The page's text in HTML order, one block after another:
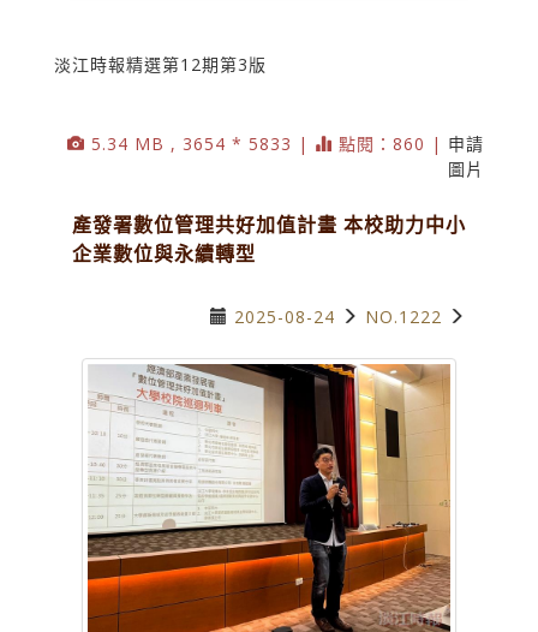
淡江時報精選第12期第3版
5.34 MB , 3654 * 5833 | 點閱：860 | 申請
圖片
產發署數位管理共好加值計畫 本校助力中小
企業數位與永續轉型
2025-08-24 NO.1222